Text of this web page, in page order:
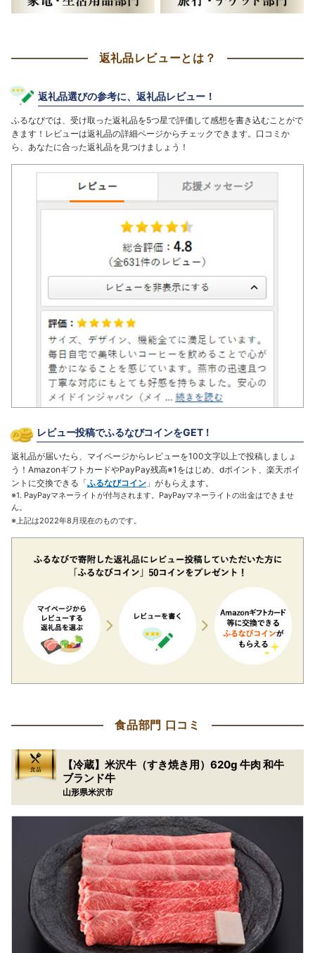
返礼品レビューとは？
返礼品選びの参考に、返礼品レビュー！
ふるなびでは、受け取った返礼品を5つ星で評価して感想を書き込むことがで
きます！レビューは返礼品の詳細ページからチェックできます。口コミか
ら、あなたに合った返礼品を見つけましょう！
レビュー投稿でふるなびコインをGET！
返礼品が届いたら、マイページからレビューを100文字以上で投稿しましょ
う！AmazonギフトカードやPayPay残高※1をはじめ、dポイント、楽天ポイ
ントに交換できる「ふるなびコイン 」がもらえます。
※1. PayPayマネーライトが付与されます。PayPayマネーライトの出金はできませ
ん。
※上記は2022年8月現在のものです。
食品部門 口コミ
【冷蔵】米沢牛（すき焼き用）620g 牛肉 和牛
ブランド牛
山形県米沢市